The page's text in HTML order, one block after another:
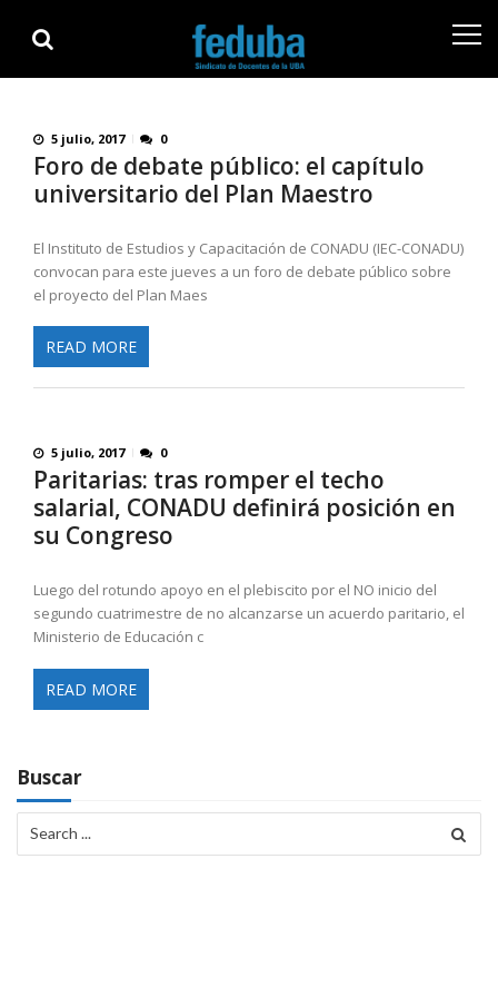
navigation
content
5 julio, 2017 0
Foro de debate público: el capítulo
universitario del Plan Maestro
El Instituto de Estudios y Capacitación de CONADU (IEC-CONADU)
convocan para este jueves a un foro de debate público sobre
el proyecto del Plan Maes
READ MORE
5 julio, 2017 0
Paritarias: tras romper el techo
salarial, CONADU definirá posición en
su Congreso
Luego del rotundo apoyo en el plebiscito por el NO inicio del
segundo cuatrimestre de no alcanzarse un acuerdo paritario, el
Ministerio de Educación c
READ MORE
Buscar
for: